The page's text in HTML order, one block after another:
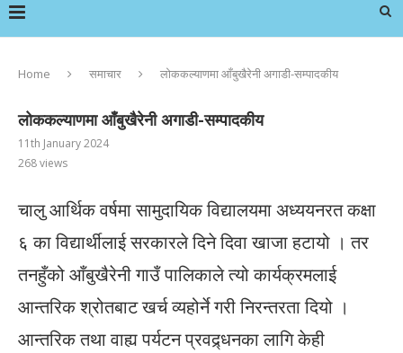
Home समाचार लोककल्याणमा आँबुखैरेनी अगाडी-सम्पादकीय
लोककल्याणमा आँबुखैरेनी अगाडी-सम्पादकीय
11th January 2024
268views
चालु आर्थिक वर्षमा सामुदायिक विद्यालयमा अध्ययनरत कक्षा
६ का विद्यार्थीलाई सरकारले दिने दिवा खाजा हटायो । तर
तनहुँको आँबुखैरेनी गाउँ पालिकाले त्यो कार्यक्रमलाई
आन्तरिक श्रोतबाट खर्च व्यहोर्ने गरी निरन्तरता दियो ।
आन्तरिक तथा वाह्य पर्यटन प्रवद्र्धनका लागि केही